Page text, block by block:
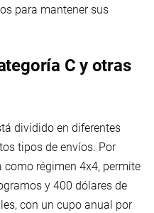
para mantener sus
C y otras
dividido en diferentes
tipos de envíos. Por
como régimen 4x4, permite
y 400 dólares de
con un cupo anual por